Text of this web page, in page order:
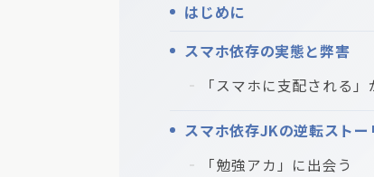
はじめに
スマホ依存の実態と弊害
「スマホに支配される
スマホ依存JKの逆転ストー
「勉強アカ」に出会う